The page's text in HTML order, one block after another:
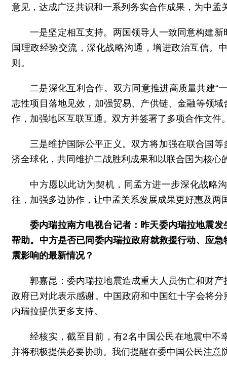
意见，达成广泛共识和一系列务实合作成果，为中
一是坚定相互支持。两国领导人一致同意构建
国理政经验交流，深化战略沟通，增进政治互信。
则。
二是深化互利合作。双方同意推进高质量共建“
志性项目落地见效，加强贸易、产供链、金融等领
作，加强地区互联互通。双方并签署了多项合作文件
三是维护国际公平正义。双方将加强在联合国
济全球化，共同维护二战胜利成果和以联合国为核心
中方愿以此访为契机，同孟方进一步深化战略
往，加强多边协作，让中孟关系发展成果更好惠及两
委内瑞拉南方电视台记者：昨天委内瑞拉地震
帮助。中方是否已同委内瑞拉政府就救援行动、应
震影响的最新情况？
郭嘉昆：委内瑞拉地震造成重大人员伤亡和财
政府已对此表示感谢。中国政府和中国红十字会将
内瑞拉提供更多支持。
经核实，截至目前，有2名中国公民在地震中
并将积极提供必要协助。我们提醒在委中国公民注意